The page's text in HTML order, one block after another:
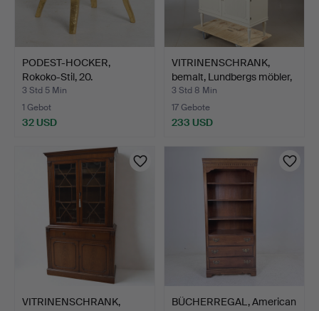
PODEST-HOCKER,
Rokoko-Stil, 20.
Jahrhunder…
3 Std 5 Min
1 Gebot
32 USD
VITRINENSCHRANK,
bemalt, Lundbergs möbler,
…
3 Std 8 Min
17 Gebote
233 USD
VITRINENSCHRANK,
BÜCHERREGAL, American